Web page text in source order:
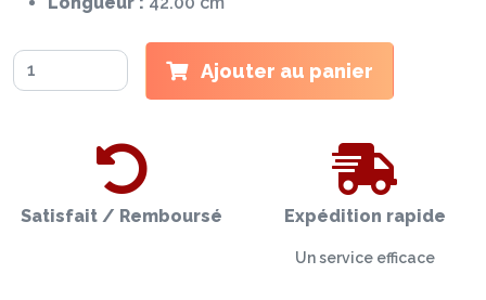
Ajouter au panier
Satisfait / Remboursé Expédition rapide
Un service efficace